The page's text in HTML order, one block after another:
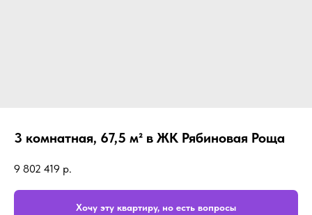
3 комнатная, 67,5 м² в ЖК Рябиновая Роща
9 802 419 р.
Хочу эту квартиру, но есть вопросы